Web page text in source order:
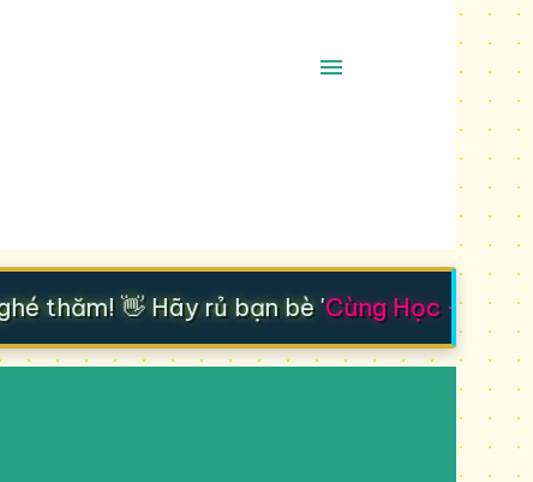
thăm! 👋 Hãy rủ bạn bè 'Cùng Học - Cùng